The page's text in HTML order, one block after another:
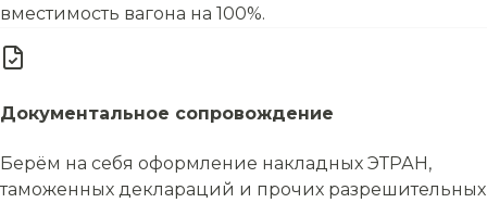
вместимость вагона на 100%.
Документальное сопровождение
Берём на себя оформление накладных ЭТРАН,
таможенных деклараций и прочих разрешительных